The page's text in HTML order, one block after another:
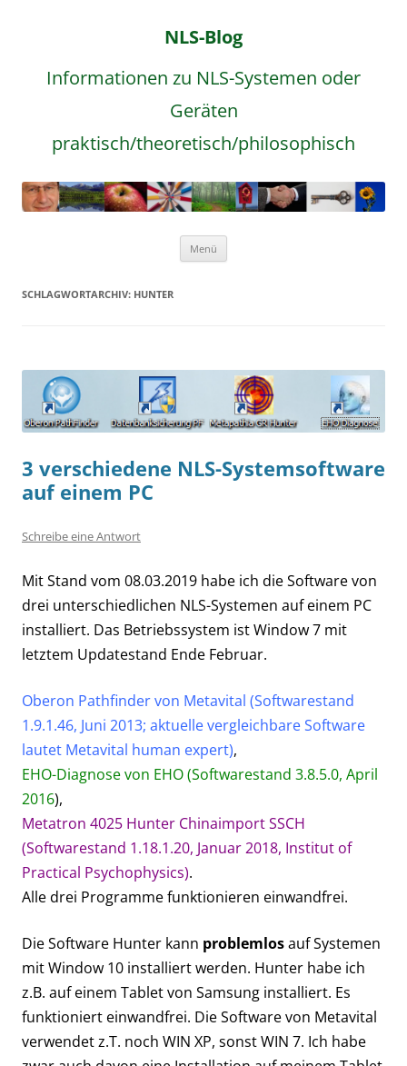
NLS-Blog
Informationen zu NLS-Systemen oder
Geräten
praktisch/theoretisch/philosophisch
Menü
SCHLAGWORTARCHIV: HUNTER
3 verschiedene NLS-Systemsoftware
auf einem PC
Schreibe eine Antwort
Mit Stand vom 08.03.2019 habe ich die Software von
drei unterschiedlichen NLS-Systemen auf einem PC
installiert. Das Betriebssystem ist Window 7 mit
letztem Updatestand Ende Februar.
Oberon Pathfinder von Metavital (Softwarestand
1.9.1.46, Juni 2013; aktuelle vergleichbare Software
lautet Metavital human expert),
EHO-Diagnose von EHO (Softwarestand 3.8.5.0, April
2016),
Metatron 4025 Hunter Chinaimport SSCH
(Softwarestand 1.18.1.20, Januar 2018, Institut of
Practical Psychophysics).
Alle drei Programme funktionieren einwandfrei.
Die Software Hunter kann problemlosauf Systemen
mit Window 10 installiert werden. Hunter habe ich
z.B. auf einem Tablet von Samsung installiert. Es
funktioniert einwandfrei. Die Software von Metavital
verwendet z.T. noch WIN XP, sonst WIN 7. Ich habe